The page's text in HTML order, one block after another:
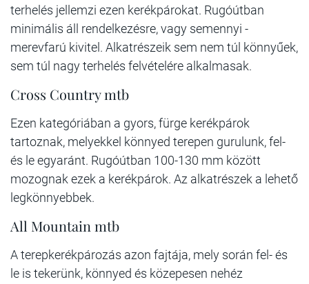
terhelés jellemzi ezen kerékpárokat. Rugóútban
minimális áll rendelkezésre, vagy semennyi -
merevfarú kivitel. Alkatrészeik sem nem túl könnyűek,
sem túl nagy terhelés felvételére alkalmasak.
Cross Country mtb
Ezen kategóriában a gyors, fürge kerékpárok
tartoznak, melyekkel könnyed terepen gurulunk, fel-
és le egyaránt. Rugóútban 100-130 mm között
mozognak ezek a kerékpárok. Az alkatrészek a lehető
legkönnyebbek.
All Mountain mtb
A terepkerékpározás azon fajtája, mely során fel- és
le is tekerünk, könnyed és közepesen nehéz